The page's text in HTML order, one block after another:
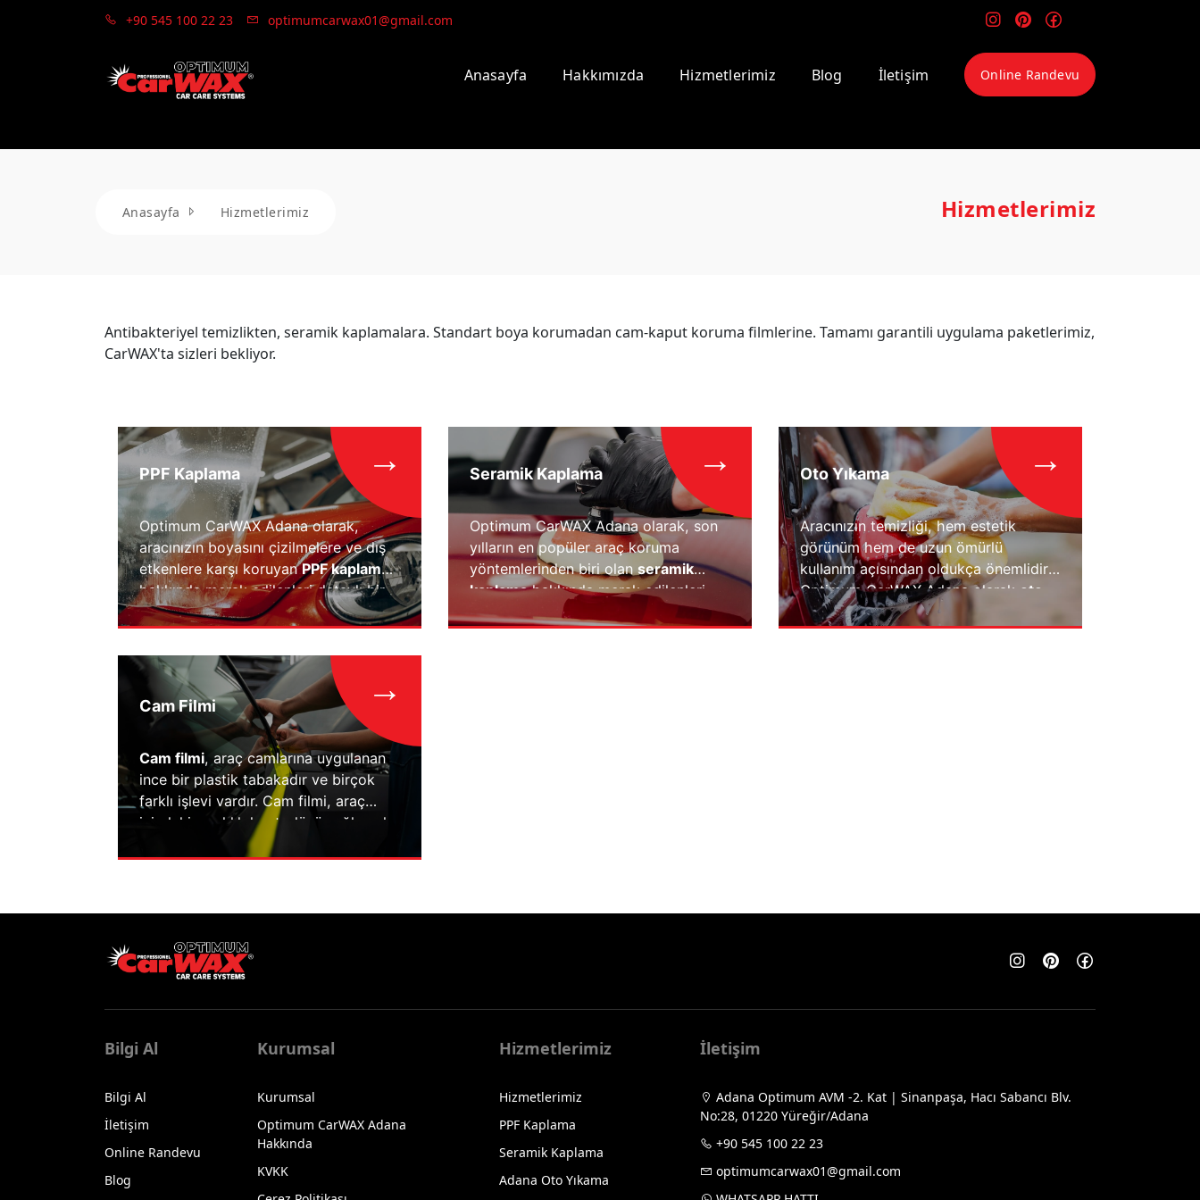
+90 545 100 22 23 optimumcarwax01@gmail.com
Anasayfa Hakkımızda Hizmetlerimiz Blog İletişim Online Randevu
Anasayfa Hizmetlerimiz Hizmetlerimiz
Antibakteriyel temizlikten, seramik kaplamalara. Standart boya korumadan cam-kaput koruma filmlerine. Tamamı garantili uygulama paketlerimiz,
CarWAX'ta sizleri bekliyor.
→
PPF Kaplama
Optimum CarWAX Adana olarak,
aracınızın boyasını çizilmelere ve dış
etkenlere karşı koruyanPPF kaplama
hakkında merak edilenleri detaylı bir
şekilde ele alıyoruz. PPF nedir, ne işe
yarar, fiyatları ve kullanılan
malzemeler nelerdir? gibi tüm
sorularınıza detaylı yanıt veriyoruz.
→
Seramik Kaplama
Optimum CarWAX Adana olarak, son
yılların en popüler araç koruma
yöntemlerinden biri olanseramik
kaplamahakkında merak edilenleri
detaylı bir şekilde ele alıyoruz.
Seramik kaplama nedir, nasıl uygulanır
→
Oto Yıkama
Aracınızın temizliği, hem estetik
görünüm hem de uzun ömürlü
kullanım açısından oldukça önemlidir.
Optimum CarWAX Adana olarak oto
yıkama çeşitleri, fiyatları ve en yakın
oto yıkama hizmetlerinidetaylıca ele
→
Cam Filmi
Cam filmi, araç camlarına uygulanan
ince bir plastik tabakadır ve birçok
farklı işlevi vardır. Cam filmi, araç
içindeki sıcaklık kontrolünü sağlamak,
UV ışınlarından korunmayı artırmak,
araç içindeki görünürlüğü azaltmak ve
sıcaklık artışı ve güneş ışınlarının
yoğun olduğu zamanlarda daha fazla
Bilgi Al
Bilgi Al
İletişim
Online Randevu
Blog
Kurumsal
Kurumsal
Optimum CarWAX Adana
Hakkında
KVKK
Hizmetlerimiz
Hizmetlerimiz
PPF Kaplama
Seramik Kaplama
Adana Oto Yıkama
İletişim
Adana Optimum AVM -2. Kat | Sinanpaşa, Hacı Sabancı Blv.
No:28, 01220 Yüreğir/Adana
+90 545 100 22 23
optimumcarwax01@gmail.com
Bu sitede hizmetlerimizden en iyi şekilde
faydalanabilmeniz için çerezler kullanılmaktadır. Sitemizi
ziyaret ederek, çerez kullanımını kabul etmiş sayılırsınız.